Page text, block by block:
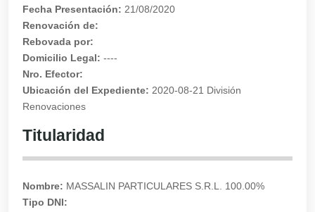
Fecha Presentación: 21/08/2020
Renovación de:
Rebovada por:
Domicilio Legal: ----
Nro. Efector:
Ubicación del Expediente: 2020-08-21 División
Renovaciones
Titularidad
Nombre: MASSALIN PARTICULARES S.R.L. 100.00%
Tipo DNI: